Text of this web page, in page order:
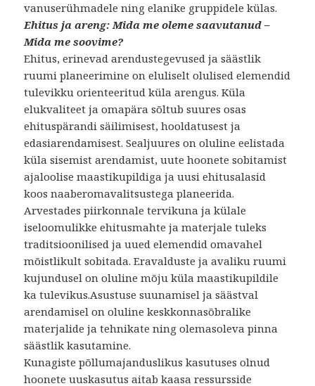
vanuserühmadele ning elanike gruppidele külas.
Ehitus ja areng: Mida me oleme saavutanud –
Mida me soovime?
Ehitus, erinevad arendustegevused ja säästlik
ruumi planeerimine on eluliselt olulised elemendid
tulevikku orienteeritud küla arengus. Küla
elukvaliteet ja omapära sõltub suures osas
ehituspärandi säilimisest, hooldatusest ja
edasiarendamisest. Sealjuures on oluline eelistada
küla sisemist arendamist, uute hoonete sobitamist
ajaloolise maastikupildiga ja uusi ehitusalasid
koos naaberomavalitsustega planeerida.
Arvestades piirkonnale tervikuna ja külale
iseloomulikke ehitusmahte ja materjale tuleks
traditsioonilised ja uued elemendid omavahel
mõistlikult sobitada. Eravalduste ja avaliku ruumi
kujundusel on oluline mõju küla maastikupildile
ka tulevikus.Asustuse suunamisel ja säästval
arendamisel on oluline keskkonnasõbralike
materjalide ja tehnikate ning olemasoleva pinna
säästlik kasutamine.
Kunagiste põllumajanduslikus kasutuses olnud
hoonete uuskasutus aitab kaasa ressursside